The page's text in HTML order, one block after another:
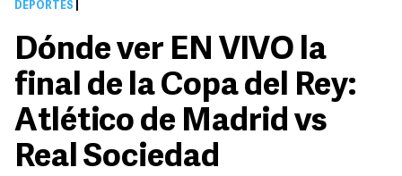
DEPORTES
Dónde ver EN VIVO la
final de la Copa del Rey:
Atlético de Madrid vs
Real Sociedad